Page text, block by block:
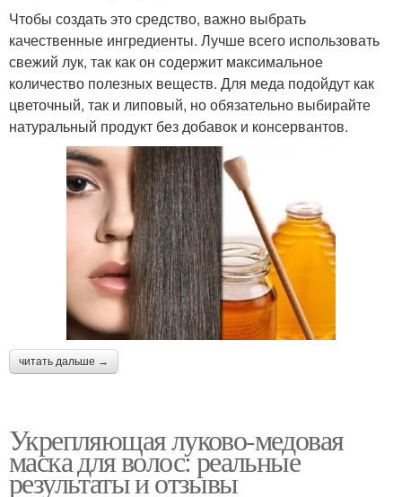
Чтобы создать это средство, важно выбрать
качественные ингредиенты. Лучше всего использовать
свежий лук, так как он содержит максимальное
количество полезных веществ. Для меда подойдут как
цветочный, так и липовый, но обязательно выбирайте
натуральный продукт без добавок и консервантов.
читать дальше →
Укрепляющая луково-медовая
маска для волос: реальные
результаты и отзывы